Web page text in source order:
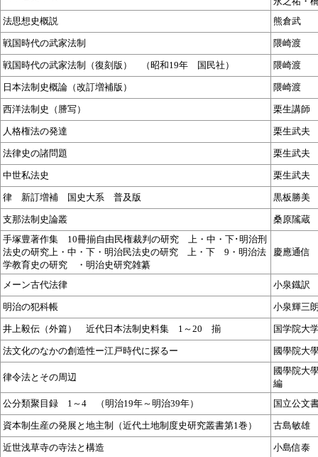
法思想史概説
熊倉武
戦国時代の武家法制 隈崎渡
戦国時代の武家法制（復刻版） （昭和19年 国民社） 隈崎渡
日本法制史概論（改訂増補版） 隈崎渡
西洋法制史（謄写） 栗生講師
人格権法の発達 栗生武夫
法律史の諸問題 栗生武夫
中世私法史 栗生武夫
律 新訂増補 国史大系 普及版 黒板勝美
支那法制史論叢
桑原隲蔵
手塚豊著作集 10冊揃 自由民権裁判の研究 上・中・下･明治刑
法史の研究上・中・下・明治民法史の研究 上・下 9・明治法
学教育史の研究 ・明治史研究雑纂
慶應通信
メーン古代法律 小泉鐡訳
明治の犯科帳 小泉輝三
井上毅伝（外篇） 近代日本法制史料集 1～20 揃 国学院大
法文化のなかの創造性ー江戸時代に探るー 國學院大
律令法とその周辺
國學院大
編
公分類聚目録 1～4 （明治19年～明治39年）
国立公文
資本制生産の発展と地主制（近代土地制度史研究叢書第1巻） 古島敏雄
近世浅草寺の寺法と構造 小島信泰